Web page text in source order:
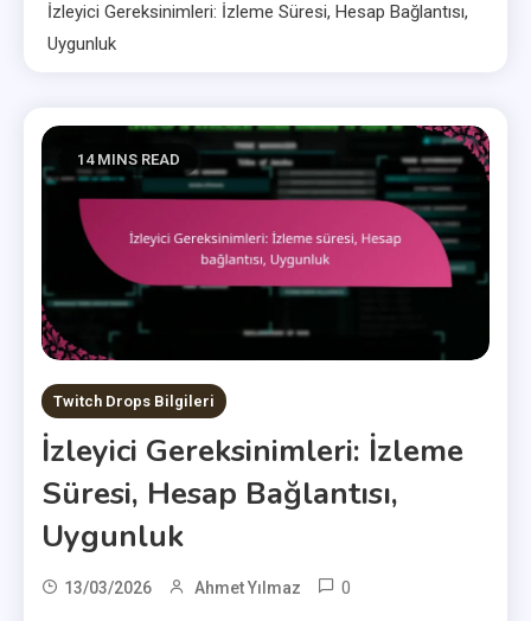
İzleyici Gereksinimleri: İzleme Süresi, Hesap Bağlantısı,
Uygunluk
14 MINS READ
Twitch Drops Bilgileri
İzleyici Gereksinimleri: İzleme
Süresi, Hesap Bağlantısı,
Uygunluk
13/03/2026 Ahmet Yılmaz 0